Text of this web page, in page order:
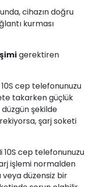
cihazın doğru
kurması
gerektiren
10S cep telefonunuzu
takarken güçlük
şekilde
şarj soketi
10S cep telefonunuzu
işlemi normalden
düzensiz bir